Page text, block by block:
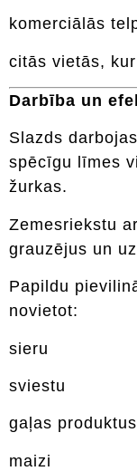
komerciālās
citās vietās,
Darbība un
Slazds
spēcīgu līmes
žurkas.
Zemesriekstu
grauzējus un
Papildu
novietot:
sieru
sviestu
gaļas produktus
maizi